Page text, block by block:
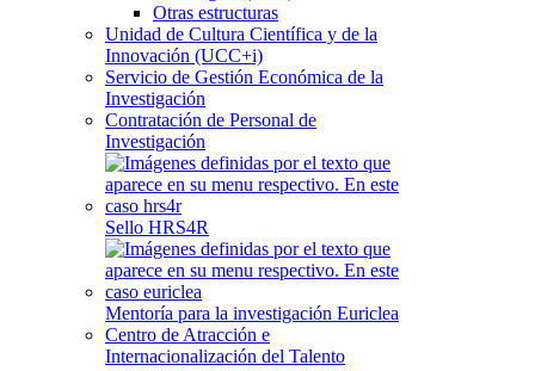
Otras estructuras
Unidad de Cultura Científica y de la
Innovación (UCC+i)
Servicio de Gestión Económica de la
Investigación
Contratación de Personal de
Investigación
Sello HRS4R
Mentoría para la investigación Euriclea
Centro de Atracción e
Internacionalización del Talento